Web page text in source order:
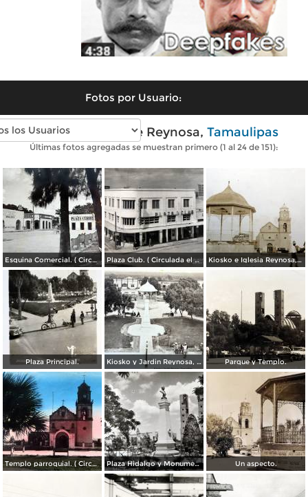
Fotos por Usuario:
Fotos antiguas de Reynosa, Tamaulipas
Últimas fotos agregadas se muestran primero (1 al 24 de 151):
Esquina Comercial. ( Circulada el 21 de Septiembre de 1952 ). Plaza Club. ( Circulada el 21 de Mayo de 1957 ). Kiosko e Iglesia Reynosa, Tamaulipas.
Plaza Principal. Kiosko y Jardin Reynosa, Tamaulipas ( Circulada el 2 de Febrero de 1949 ). Parque y Templo.
Templo parroquial. ( Circulada el 12 de Agosto de 1944 ). Plaza Hidalgo y Monumento a Benito Juarez. Un aspecto.